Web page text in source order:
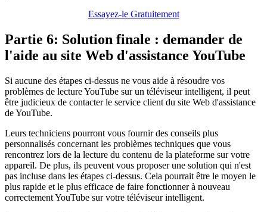
Essayez-le Gratuitement
Partie 6: Solution finale : demander de
l'aide au site Web d'assistance YouTube
Si aucune des étapes ci-dessus ne vous aide à résoudre vos
problèmes de lecture YouTube sur un téléviseur intelligent, il peut
être judicieux de contacter le service client du site Web d'assistance
de YouTube.
Leurs techniciens pourront vous fournir des conseils plus
personnalisés concernant les problèmes techniques que vous
rencontrez lors de la lecture du contenu de la plateforme sur votre
appareil. De plus, ils peuvent vous proposer une solution qui n'est
pas incluse dans les étapes ci-dessus. Cela pourrait être le moyen le
plus rapide et le plus efficace de faire fonctionner à nouveau
correctement YouTube sur votre téléviseur intelligent.